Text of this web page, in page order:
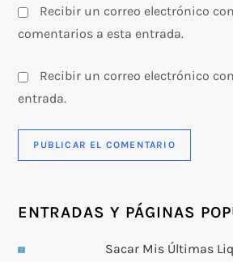
s
Recibir un correo electrónico
comentarios a esta entrada.
Recibir un correo electrónico
entrada.
ENTRADAS Y PÁGINAS
Sacar Mis Últimas